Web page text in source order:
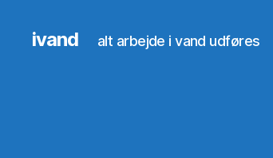
ivand alt arbejde i vand udføres